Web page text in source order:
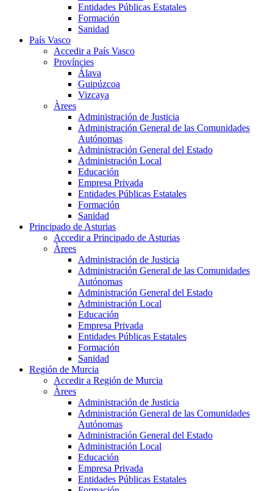
Entidades Públicas Estatales
Formación
Sanidad
País Vasco
Accedir a País Vasco
Províncies
Álava
Guipúzcoa
Vizcaya
Àrees
Administración de Justicia
Administración General de las Comunidades
Autónomas
Administración General del Estado
Administración Local
Educación
Empresa Privada
Entidades Públicas Estatales
Formación
Sanidad
Principado de Asturias
Accedir a Principado de Asturias
Àrees
Administración de Justicia
Administración General de las Comunidades
Autónomas
Administración General del Estado
Administración Local
Educación
Empresa Privada
Entidades Públicas Estatales
Formación
Sanidad
Región de Murcia
Accedir a Región de Murcia
Àrees
Administración de Justicia
Administración General de las Comunidades
Autónomas
Administración General del Estado
Administración Local
Educación
Empresa Privada
Entidades Públicas Estatales